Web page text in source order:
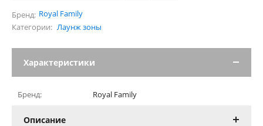
Бренд: Royal Family
Категории: Лаунж зоны
Характеристики
Бренд: Royal Family
Описание